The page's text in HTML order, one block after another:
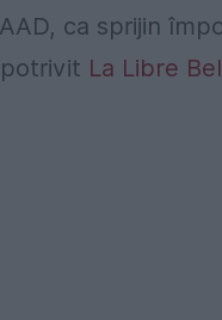
ca sprijin
La Libre